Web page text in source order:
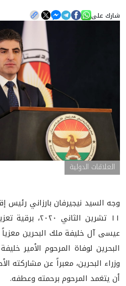
المؤسساتشارك على
العلاقات الدولية
وجه السيد نيجيرفان بارزاني رئيس
١١ تشرين
عيسى آل خليفة ملك البحرين معزياً
البحرين لوفاة المرحوم الأمير
وزراء البحرين، معبراً عن مشاركته
أن يتغمد المرحوم برحمته وعطفه.